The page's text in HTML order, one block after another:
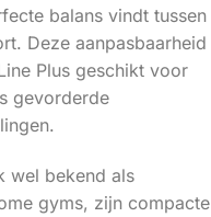
balans vindt tussen
Deze aanpasbaarheid
Plus geschikt voor
gevorderde
wel bekend als
gyms, zijn compacte